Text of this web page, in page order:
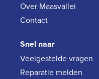
Over Maasvallei
Contact
Snel naar
Veelgestelde vragen
Reparatie melden